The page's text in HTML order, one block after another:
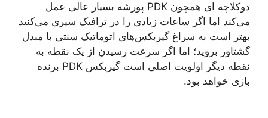
دوکلاچه ای همچون PDK پورشه بسیار عالی عمل
می‌کند اما اگر ساعات زیادی را در ترافیک سپری می‌کنید
بهتر است به سراغ گیربکس‌های اتوماتیک سنتی با مبدل
گشتاور بروید؛ اما اگر سرعت رسیدن از یک نقطه به
نقطه دیگر اولویت اصلی است گیربکس PDK برنده
بازی خواهد بود.